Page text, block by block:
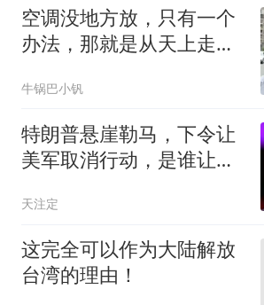
空调没地方放，只有一个
办法，那就是从天上走，
牛锅巴小钒
特朗普悬崖勒马，下令让
美军取消行动，是谁让他
天注定
这完全可以作为大陆解放
台湾的理由！